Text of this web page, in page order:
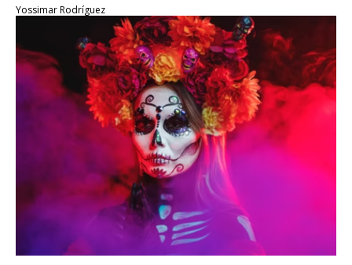
Yossimar Rodríguez